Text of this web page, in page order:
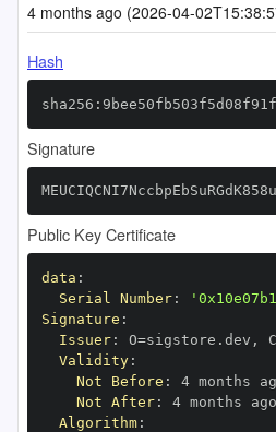
4 months ago (2026-04-
Hash
Signature
Public Key Certificate
data :
Serial Number:
Signature :
Issuer: O=sigstore.dev ,
Validity:
Not Before : 4 months
Not After: 4 months
Algorithm: